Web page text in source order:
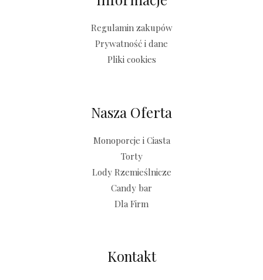
Regulamin zakupów
Prywatność i dane
Pliki cookies
Nasza Oferta
Monoporcje i Ciasta
Torty
Lody Rzemieślnicze
Candy bar
Dla Firm
Kontakt